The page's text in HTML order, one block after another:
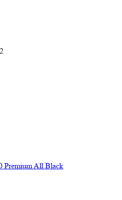
Premium All Black